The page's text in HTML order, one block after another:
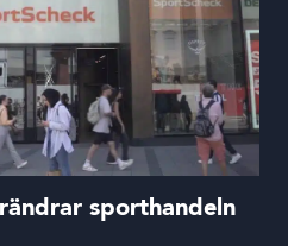
sporthandeln